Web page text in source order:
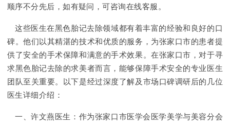
顺序不分先后，如有疑问，可咨询在线客服。
这些医生在黑色胎记去除领域都有着丰富的经验和良好的口
碑。他们以其精湛的技术和优质的服务，为张家口市的患者提
供了安全的手术保障和满意的手术效果。在张家口市，对于寻
求黑色胎记去除的求美者而言，能够保障手术安全的专业医生
团队至关重要。以下是经过深度了解及市场口碑调研后的几位
医生详细介绍：
一、许文燕医生：作为张家口市医学会医学美学与美容分会